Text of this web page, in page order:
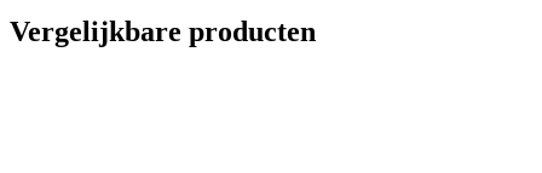
Vergelijkbare producten